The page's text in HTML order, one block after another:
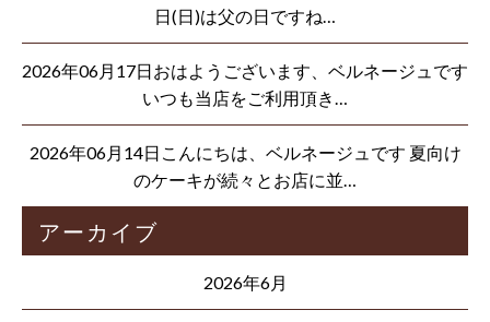
日(日)は父の日ですね…
2026年06月17日おはようございます、ベルネージュです
いつも当店をご利用頂き…
2026年06月14日こんにちは、ベルネージュです 夏向け
のケーキが続々とお店に並…
アーカイブ
2026年6月